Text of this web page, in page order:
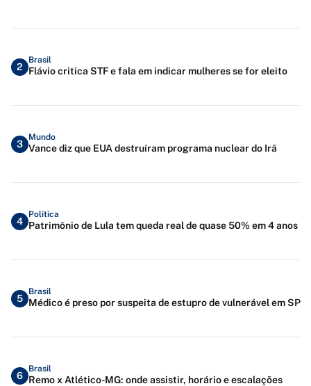
2
Brasil
Flávio critica STF e fala em indicar mulheres se for eleito
3
Mundo
Vance diz que EUA destruíram programa nuclear do Irã
4
Política
Patrimônio de Lula tem queda real de quase 50% em 4 anos
5
Brasil
Médico é preso por suspeita de estupro de vulnerável em SP
6
Brasil
Remo x Atlético-MG: onde assistir, horário e escalações